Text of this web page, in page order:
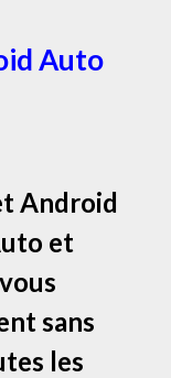
Auto
Android
et
sans
les